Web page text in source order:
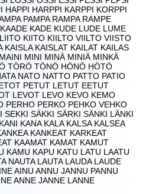
HAPPI HARPPI KARPPI KORPPI
PAMPA RAMPA RAMPE
KADE KUDE LUDE LUME
KIITO KIILTO VIILTO VIISTO
KAISLA KAISLAT KAILAT KAILAS
MINI MINÄ MINIÄ MINKÄ
TÖRÖ TÖNÖ HÖNÖ HÖTÖ
NATO NATTO PATTO PATIO
PETUT LETUT EETUT
LEVOT LEVO KEVO KEMO
PERHO PERKO PEHKO VEHKO
SEKKI SÄKKI SÄRKI SÄNKI LÄNKI
KANA KALA KALSA KALSEA
KANKEAT KARKEAT
KAAMAT KAMAT KAMUT
KAMU KAPU KATU LATU LAATU
NAUTA LAUTA LAUDA LAUDE
AINU ANNU JANNU PANNU
ANNE JANNE LANNE